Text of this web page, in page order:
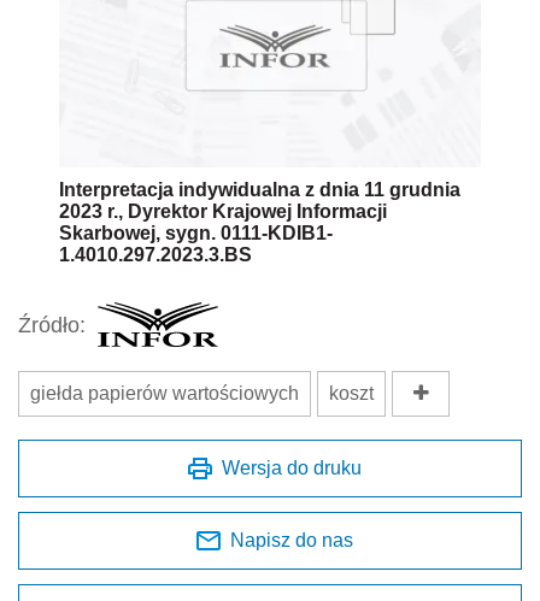
Interpretacja indywidualna z dnia 11 grudnia
2023 r., Dyrektor Krajowej Informacji
Skarbowej, sygn. 0111-KDIB1-
1.4010.297.2023.3.BS
Źródło:
giełda papierów wartościowych koszt
Wersja do druku
Napisz do nas